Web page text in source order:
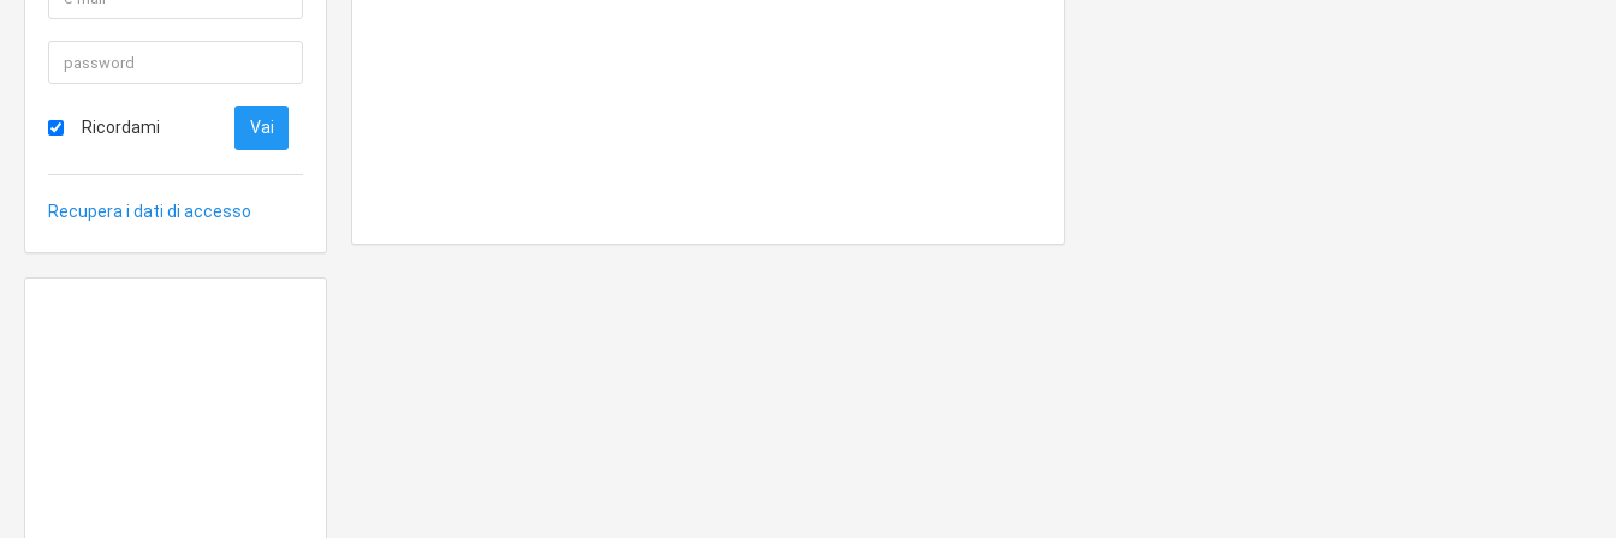
Ricordami
Recupera i dati di accesso